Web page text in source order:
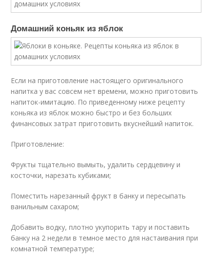
Домашний коньяк из яблок
Если на приготовление настоящего оригинального
напитка у вас совсем нет времени, можно приготовить
напиток-имитацию. По приведенному ниже рецепту
коньяка из яблок можно быстро и без больших
финансовых затрат приготовить вкуснейший напиток.
Приготовление:
Фрукты тщательно вымыть, удалить сердцевину и
косточки, нарезать кубиками;
Поместить нарезанный фрукт в банку и пересыпать
ванильным сахаром;
Добавить водку, плотно укупорить тару и поставить
банку на 2 недели в темное место для настаивания при
комнатной температуре;